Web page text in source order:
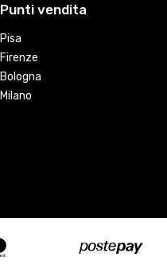
Punti vendita
Pisa
Firenze
Bologna
Milano